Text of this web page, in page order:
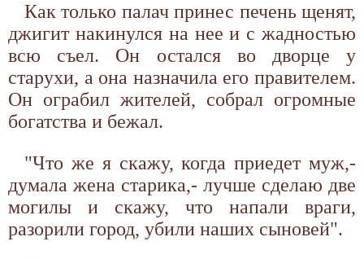
Как только палач принес печень щенят,
джигит накинулся на нее и с жадностью
всю съел. Он остался во дворце у
старухи, а она назначила его правителем.
Он ограбил жителей, собрал огромные
богатства и бежал.
"Что же я скажу, когда приедет муж,-
думала жена старика,- лучше сделаю две
могилы и скажу, что напали враги,
разорили город, убили наших сыновей".